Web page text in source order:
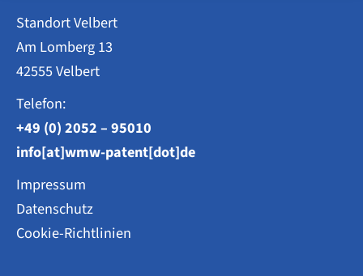
Standort Velbert
Am Lomberg 13
42555 Velbert
Telefon:
+49 (0) 2052 – 95010
info[at]wmw-patent[dot]de
Impressum
Datenschutz
Cookie-Richtlinien